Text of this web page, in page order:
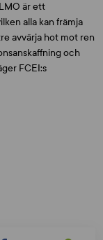
är ett
alla kan främja
avvärja hot mot ren
och
FCEI:s